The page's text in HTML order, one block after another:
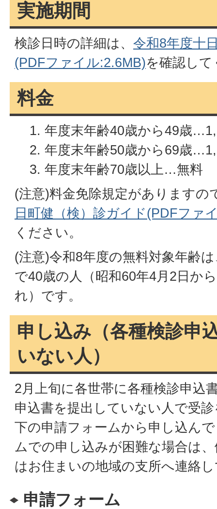
実施期間
検診日時の詳細は、 令和8年度十
(PDFファイル:2.6MB)を確認し
料金
年度末年齢40歳から49歳
年度末年齢50歳から69歳
年度末年齢70歳以上…無料
(注意)料金免除規定がありますの
日町健（検）診ガイド(PDFファ
ください。
(注意)令和8年度の無料対象年齢
で40歳の人（昭和60年4月2日か
れ）です。
申し込み（各種検診申
いない人）
2月上旬に各世帯に各種検診申込
申込書を提出していない人で受
下の申請フォームから申し込ん
ムでの申し込みが困難な場合は
はお住まいの地域の支所へ連絡
申請フォーム